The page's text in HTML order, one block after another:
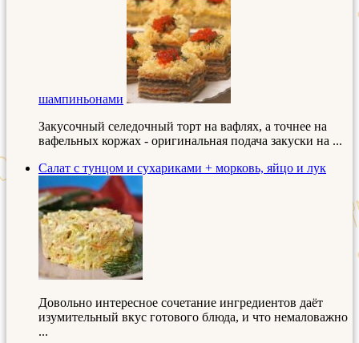
шампиньонами
Закусочный селедочный торт на вафлях, а точнее на
вафельных коржах - оригинальная подача закуски на ...
Салат с тунцом и сухариками + морковь, яйцо и лук
Довольно интересное сочетание ингредиентов даёт
изумительный вкус готового блюда, и что немаловажно
...